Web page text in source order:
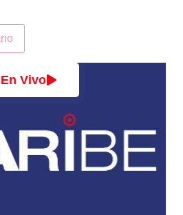
En Vivo